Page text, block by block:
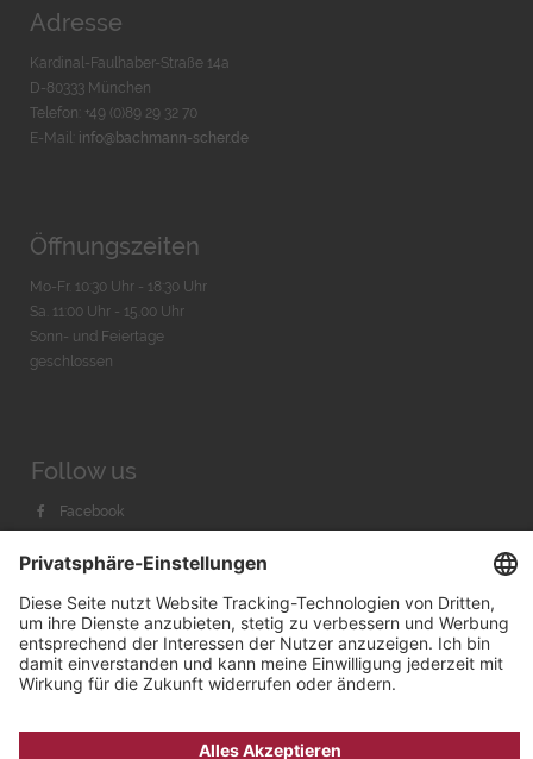
Adresse
Kardinal-Faulhaber-Straße 14a
D-80333 München
Telefon: +49 (0)89 29 32 70
E-Mail: info@bachmann-scher.de
Öffnungszeiten
Mo-Fr. 10:30 Uhr - 18:30 Uhr
Sa. 11:00 Uhr - 15.00 Uhr
Sonn- und Feiertage
geschlossen
Follow us
Facebook
Youtube